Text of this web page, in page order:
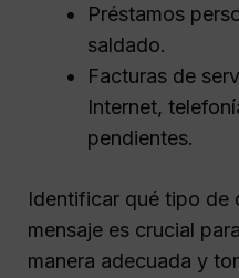
Préstamos
saldado.
Facturas de
Internet,
pendientes.
Identificar qué tipo de
mensaje es crucial
manera adecuada y